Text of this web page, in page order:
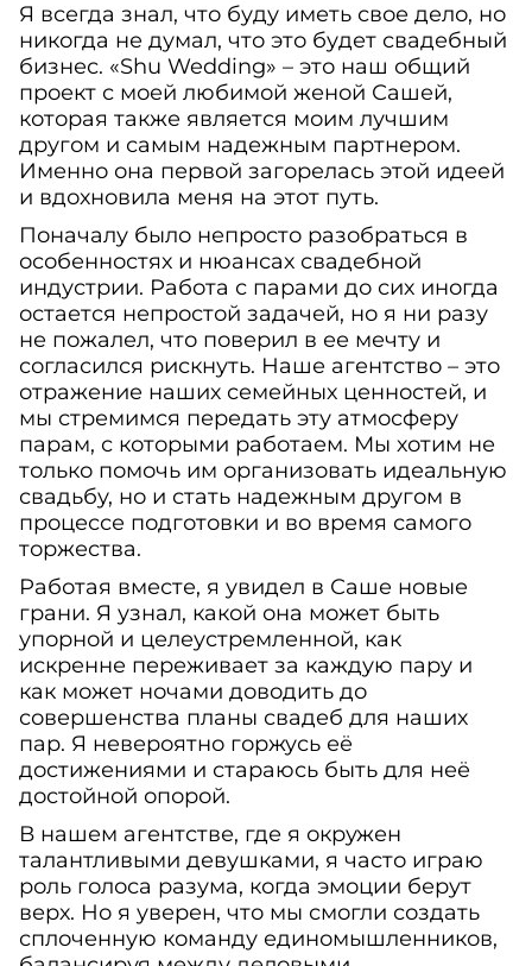
Я всегда знал, что буду иметь свое дело, но
никогда не думал, что это будет свадебный
бизнес. «Shu Wedding» – это наш общий
проект с моей любимой женой Сашей,
которая также является моим лучшим
другом и самым надежным партнером.
Именно она первой загорелась этой идеей
и вдохновила меня на этот путь.
Поначалу было непросто разобраться в
особенностях и нюансах свадебной
индустрии. Работа с парами до сих иногда
остается непростой задачей, но я ни разу
не пожалел, что поверил в ее мечту и
согласился рискнуть. Наше агентство – это
отражение наших семейных ценностей, и
мы стремимся передать эту атмосферу
парам, с которыми работаем. Мы хотим не
только помочь им организовать идеальную
свадьбу, но и стать надежным другом в
процессе подготовки и во время самого
торжества.
Работая вместе, я увидел в Саше новые
грани. Я узнал, какой она может быть
упорной и целеустремленной, как
искренне переживает за каждую пару и
как может ночами доводить до
совершенства планы свадеб для наших
пар. Я невероятно горжусь её
достижениями и стараюсь быть для неё
достойной опорой.
В нашем агентстве, где я окружен
талантливыми девушками, я часто играю
роль голоса разума, когда эмоции берут
верх. Но я уверен, что мы смогли создать
сплоченную команду единомышленников,